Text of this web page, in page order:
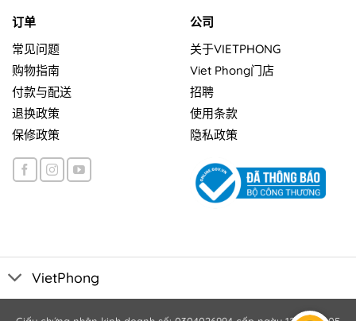
订单
常见问题
购物指南
付款与配送
退换政策
保修政策
公司
关于VIETPHONG
Viet Phong门店
招聘
使用条款
隐私政策
VietPhong